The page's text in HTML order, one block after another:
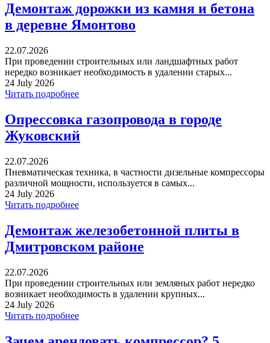
Демонтаж дорожки из камня и бетона
в деревне Ямонтово
22.07.2026
При проведении строительных или ландшафтных работ
нередко возникает необходимость в удалении старых...
24 July 2026
Читать подробнее
Опрессовка газопровода в городе
Жуковский
22.07.2026
Пневматическая техника, в частности дизельные компрессоры
различной мощности, используется в самых...
24 July 2026
Читать подробнее
Демонтаж железобетонной плиты в
Дмитровском районе
22.07.2026
При проведении строительных или земляных работ нередко
возникает необходимость в удалении крупных...
24 July 2026
Читать подробнее